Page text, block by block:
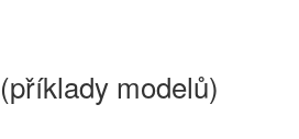
modelů)